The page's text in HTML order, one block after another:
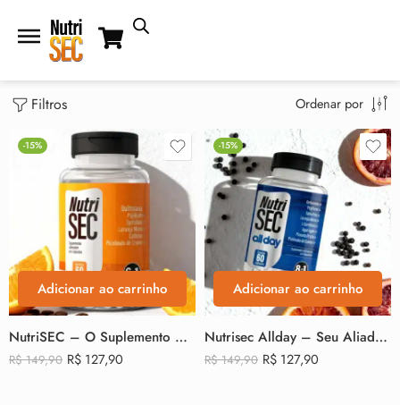
Filtros Ordenar por
-15%
Adicionar ao carrinho
NutriSEC – O Suplemento Completo para Quem Busca Controle de Peso, Energia e Bem-Estar
R$149,90 R$ 127,90
-15%
Adicionar ao carrinho
Nutrisec Allday – Seu Aliado Diário para Leveza, Saciedade e Bem-Estar
R$149,90 R$ 127,90